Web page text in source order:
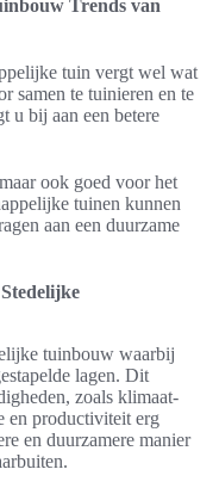
Trends van
tuin vergt wel wat
samen te tuinieren en te
u bij aan een betere
ook goed voor het
tuinen kunnen
aan een duurzame
tuinbouw waarbij
lagen. Dit
zoals klimaat-
en productiviteit erg
en duurzamere manier